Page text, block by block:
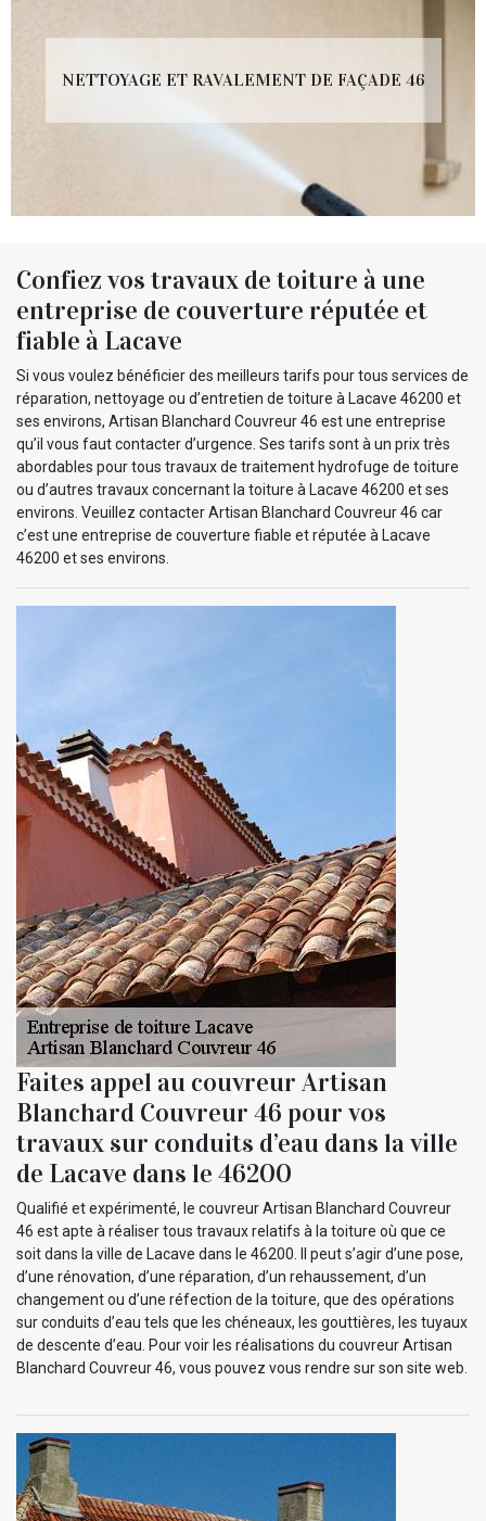
NETTOYAGE ET RAVALEMENT DE FAÇADE 46
Confiez vos travaux de toiture à une
entreprise de couverture réputée et
fiable à Lacave
Si vous voulez bénéficier des meilleurs tarifs pour tous services de
réparation, nettoyage ou d’entretien de toiture à Lacave 46200 et
ses environs, Artisan Blanchard Couvreur 46 est une entreprise
qu’il vous faut contacter d’urgence. Ses tarifs sont à un prix très
abordables pour tous travaux de traitement hydrofuge de toiture
ou d’autres travaux concernant la toiture à Lacave 46200 et ses
environs. Veuillez contacter Artisan Blanchard Couvreur 46 car
c’est une entreprise de couverture fiable et réputée à Lacave
46200 et ses environs.
Faites appel au couvreur Artisan
Blanchard Couvreur 46 pour vos
travaux sur conduits d’eau dans la ville
de Lacave dans le 46200
Qualifié et expérimenté, le couvreur Artisan Blanchard Couvreur
46 est apte à réaliser tous travaux relatifs à la toiture où que ce
soit dans la ville de Lacave dans le 46200. Il peut s’agir d’une pose,
d’une rénovation, d’une réparation, d’un rehaussement, d’un
changement ou d’une réfection de la toiture, que des opérations
sur conduits d’eau tels que les chéneaux, les gouttières, les tuyaux
de descente d’eau. Pour voir les réalisations du couvreur Artisan
Blanchard Couvreur 46, vous pouvez vous rendre sur son site web.